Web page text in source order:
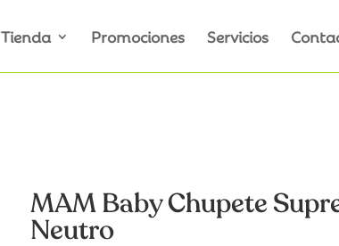
Tienda Promociones Servicios
MAM Baby Chupete
Neutro